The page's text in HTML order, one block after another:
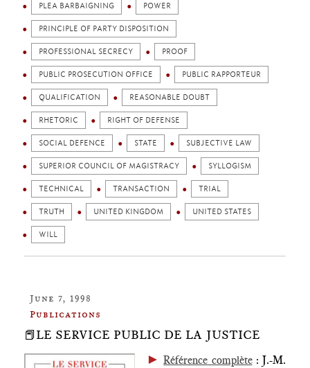
PLEA BARBAIGNING POWER
PRINCIPLE OF PARTY DISPOSITION
PROFESSIONAL SECRECY PROOF
PUBLIC PROSECUTION OFFICE PUBLIC RAPPORTEUR
QUALIFICATION REASONABLE DOUBT
RHETORIC RIGHT OF DEFENSE
SOCIAL DEFENCE STATE SUBJECTIVE LAW
SUPERIOR COUNCIL OF MAGISTRACY SYLLOGISM
TECHNICAL TRANSACTION TRIAL
TRUTH UNITED KINGDOM UNITED STATES
WILL
June 7, 1998
Publications
📕LE SERVICE PUBLIC DE LA JUSTICE
► Référence complète : J.-M.